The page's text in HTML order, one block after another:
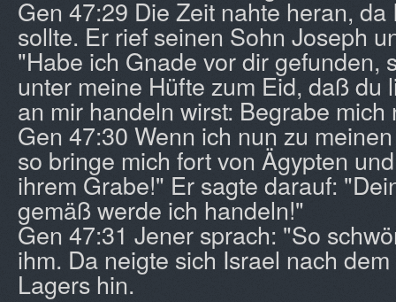
Gen 47:29 Die Zeit nahte heran, da
sollte. Er rief seinen Sohn Joseph
"Habe ich Gnade vor dir gefunden,
unter meine Hüfte zum Eid, daß du
an mir handeln wirst: Begrabe mich
Gen 47:30 Wenn ich nun zu
so bringe mich fort von Ägypten
ihrem Grabe!" Er sagte darauf:
gemäß werde ich handeln!"
Gen 47:31 Jener sprach: "So
ihm. Da neigte sich Israel nach
Lagers hin.